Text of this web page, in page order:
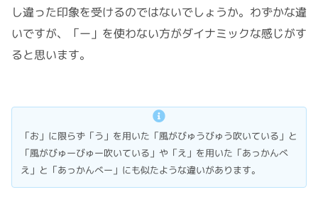
し違った印象を受けるのではないでしょうか。わずかな違
いですが、「ー」を使わない方がダイナミックな感じがす
ると思います。
「お」に限らず「う」を用いた「風がびゅうびゅう吹いている」と
「風がびゅーびゅー吹いている」や「え」を用いた「あっかんべ
え」と「あっかんべー」にも似たような違いがあります。